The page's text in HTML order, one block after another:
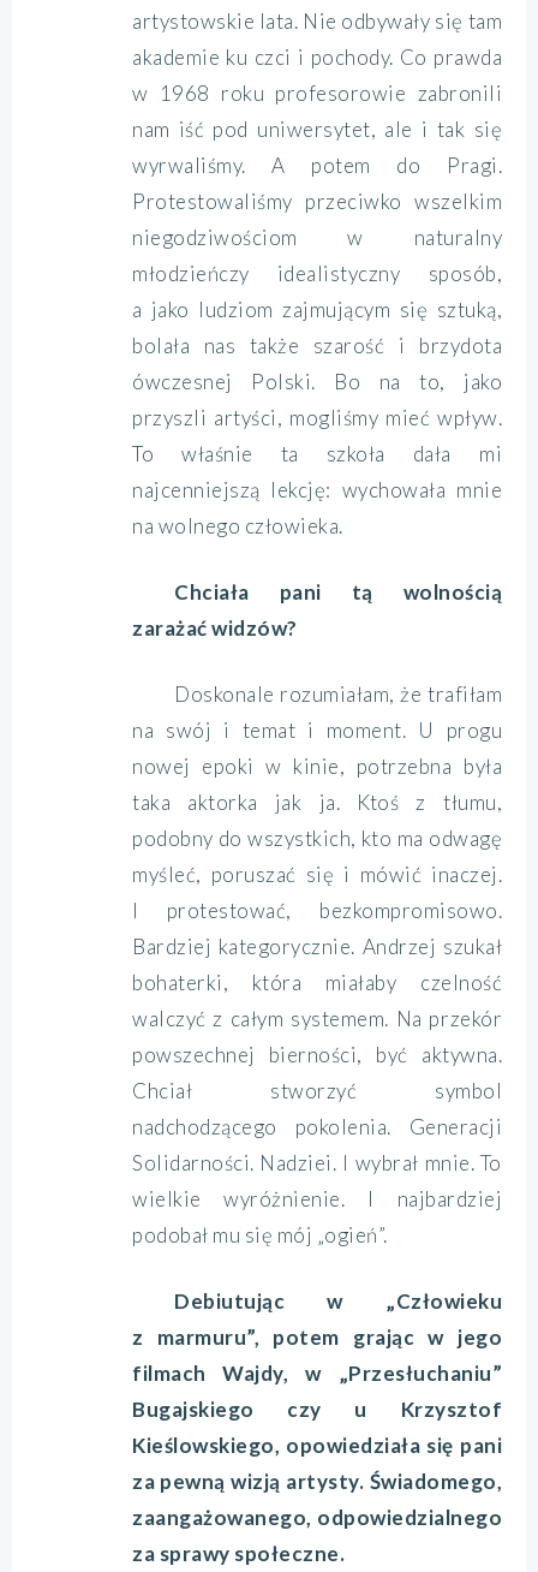
artystowskie lata. Nie odbywały się tam
akademie ku czci i pochody. Co prawda
w 1968 roku profesorowie zabronili
nam iść pod uniwersytet, ale i tak się
wyrwaliśmy. A potem do Pragi.
Protestowaliśmy przeciwko wszelkim
niegodziwościom w naturalny
młodzieńczy idealistyczny sposób,
a jako ludziom zajmującym się sztuką,
bolała nas także szarość i brzydota
ówczesnej Polski. Bo na to, jako
przyszli artyści, mogliśmy mieć wpływ.
To właśnie ta szkoła dała mi
najcenniejszą lekcję: wychowała mnie
na wolnego człowieka.
Chciała pani tą wolnością
zarażać widzów?
Doskonale rozumiałam, że trafiłam
na swój i temat i moment. U progu
nowej epoki w kinie, potrzebna była
taka aktorka jak ja. Ktoś z tłumu,
podobny do wszystkich, kto ma odwagę
myśleć, poruszać się i mówić inaczej.
I protestować, bezkompromisowo.
Bardziej kategorycznie. Andrzej szukał
bohaterki, która miałaby czelność
walczyć z całym systemem. Na przekór
powszechnej bierności, być aktywna.
Chciał stworzyć symbol
nadchodzącego pokolenia. Generacji
Solidarności. Nadziei. I wybrał mnie. To
wielkie wyróżnienie. I najbardziej
podobał mu się mój „ogień”.
Debiutując w „Człowieku
z marmuru”, potem grając w jego
filmach Wajdy, w „Przesłuchaniu”
Bugajskiego czy u Krzysztof
Kieślowskiego, opowiedziała się pani
za pewną wizją artysty. Świadomego,
zaangażowanego, odpowiedzialnego
za sprawy społeczne.